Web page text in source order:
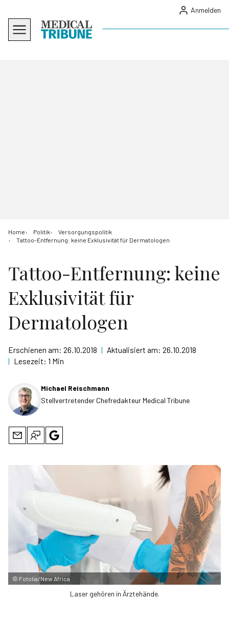
Anmelden
Home Politik
Versorgungspolitik
Tattoo-Entfernung: keine Exklusivität für Dermatologen
Tattoo-Entfernung: keine
Exklusivität für
Dermatologen
Erschienen am: 26.10.2018 | Aktualisiert am: 26.10.2018
| Lesezeit: 1 Min
Michael Reischmann
Stellvertretender Chefredakteur Medical Tribune
© Fotolia/New Africa
Laser gehören in Ärztehände.